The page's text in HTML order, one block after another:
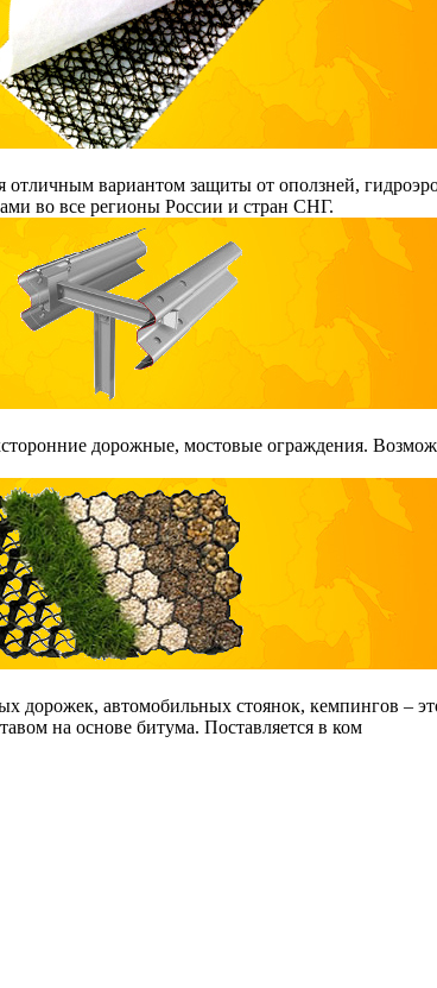
вариантом защиты от оползней,
во все регионы России и стран СНГ.
дорожные, мостовые ограждения.
дорожек, автомобильных стоянок, кемпингов –
на основе битума. Поставляется в ком